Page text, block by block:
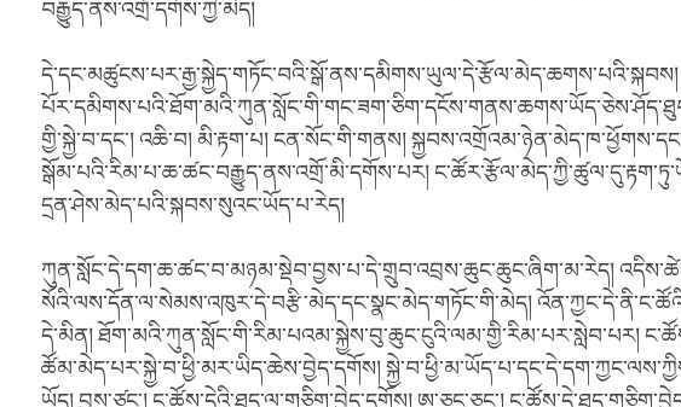
བརྒྱུད་ནས་འགྲོ་དགོས་ཀྱི་མེད།
དེ་དང་མཚུངས་པར་རྒྱ་སྐྱེད་གཏོང་བའི་སྒོ་ནས་དམིགས་ཡུལ་དེ་རྩོལ་མེད་ཆགས་པའི་སྐབས།
གྱི་སྐྱེ་བ་དང་། འཆི་བ། མི་རྟག་པ། ངན་སོང་གི་གནས།
སྒོམ་པའི་རིམ་པ་ཆ་ཚང་བརྒྱུད་ནས་འགྲོ་མི་དགོས་པར།
དྲན་ཤེས་མེད་པའི་སྐབས་སུའང་ཡོད་པ་རེད།
ཀུན་སློང་དེ་དག་ཆ་ཚང་བ་མཉམ་སྡེབ་བྱས་པ་དེ་གྲུབ་འབྲས་ཆུང་ཆུང་ཞིག་མ་རེད།
སོའི་ལས་དོན་ལ་སེམས་འཁུར་དེ་བརྩི་མེད་དང་སྣང་མེད་གཏོང་གི་མེད།
དེ་མིན། ཐོག་མའི་ཀུན་སློང་གི་རིམ་པའམ་སྐྱེས་བུ་ཆུང་ངུའི་ལམ་གྱི་རིམ་པར་སླེབ་པར།
ཚོམ་མེད་པར་སྐྱེ་བ་ཕྱི་མར་ཡིད་ཆེས་བྱེད་དགོས།
ཡོད། བྱས་ཙང་། ང་ཚོས་དེའི་ཐད་ལ་གཅིག་བྱེད་དགོས། ཨ་ཅང་ཅང་།